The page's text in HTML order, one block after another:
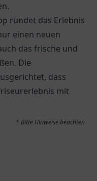
rundet das Erlebnis
einen neuen
das frische und
Die
dass
mit
* Bitte Hinweise beachten